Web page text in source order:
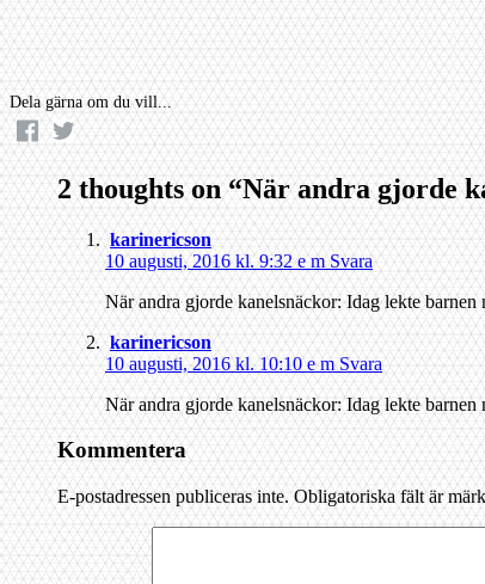
Dela gärna om du vill...
2 thoughts on “När andra gjorde
karinericson
10 augusti, 2016 kl. 9:32 e mSvara
När andra gjorde kanelsnäckor: Idag lekte
karinericson
10 augusti, 2016 kl. 10:10 e mSvara
När andra gjorde kanelsnäckor: Idag lekte
Kommentera
E-postadressen publiceras inte.Obligatoriska fält är